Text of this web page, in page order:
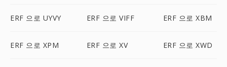
ERF 으로 UYVY ERF 으로 VIFF ERF 으로 XBM
ERF 으로 XPM ERF 으로 XV ERF 으로 XWD